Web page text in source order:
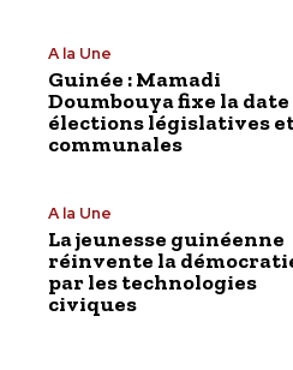
A la Une
Guinée : Mamadi
Doumbouya fixe la date
élections législatives
communales
A la Une
La jeunesse guinéenne
réinvente la
par les technologies
civiques